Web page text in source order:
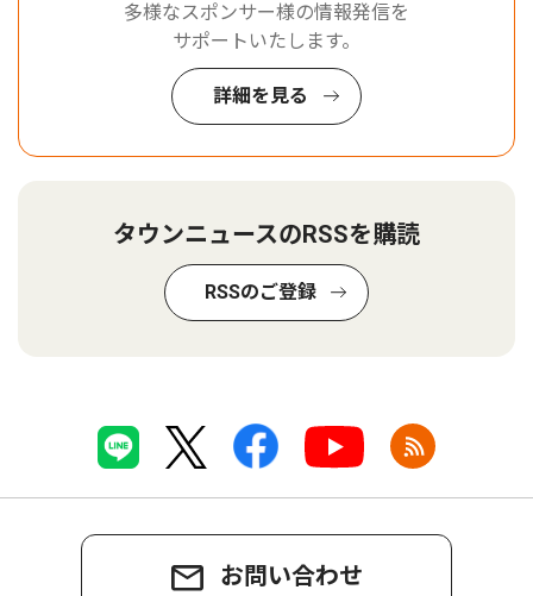
多様なスポンサー様の情報発信を
サポートいたします。
詳細を見る
タウンニュースのRSSを購読
RSSのご登録
お問い合わせ